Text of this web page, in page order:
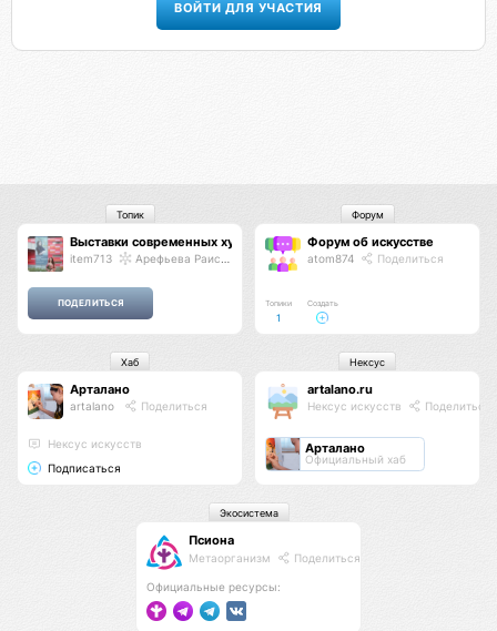
ВОЙТИ ДЛЯ УЧАСТИЯ
Выставки современных художников остаются без внимания
item713 Арефьева Раиса Дмитриевна
Топик
Форум об искусстве
atom874 Поделиться
Топики
1
Создать
Форум
Арталано
artalano Поделиться
Нексус искусств
Подписаться
Хаб
artalano.ru
Нексус искусств Поделиться
Арталано
Официальный хаб
Нексус
Псиона
Метаорганизм Поделиться
Официальные ресурсы:
Экосистема